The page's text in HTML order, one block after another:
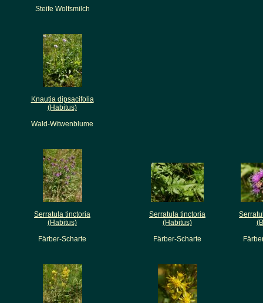
Steife Wolfsmilch
Knautia dipsacifolia
(Habitus)
Wald-Witwenblume
Serratula tinctoria
(Habitus)
Färber-Scharte
Serratula tinctoria
(Habitus)
Färber-Scharte